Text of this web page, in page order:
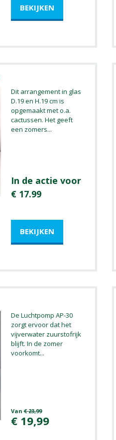
Dit arrangement in glas
D.19 en H.19 cm is
opgemaakt met o.a.
cactussen. Het geeft
een zomers...
In de actie voor
€ 17.99
De Luchtpomp AP-30
zorgt ervoor dat het
vijverwater zuurstofrijk
blijft. In de zomer
voorkomt...
Van € 23,99
€ 19,99